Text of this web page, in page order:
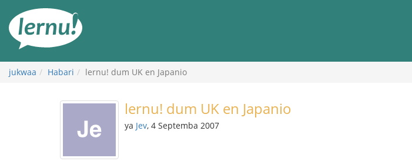
maudhui
jukwaa Habari lernu! dum UK en Japanio
lernu! dum UK en Japanio
ya Jev, 4 Septemba 2007